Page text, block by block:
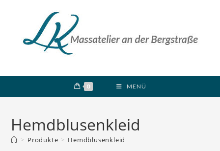
0 MENÜ
Hemdblusenkleid
> Produkte > Hemdblusenkleid